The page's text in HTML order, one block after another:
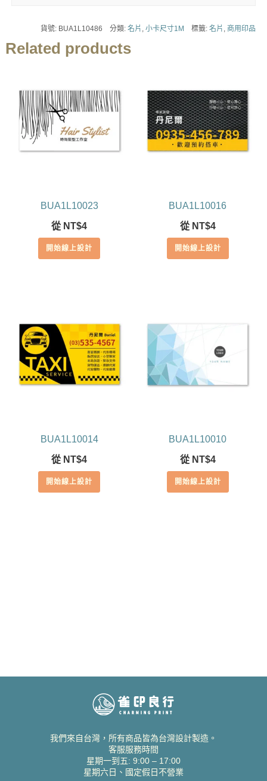
貨號: BUA1L10486 分類:名片 ,小卡尺寸1M 標籤:名片 ,商用印品
Related products
BUA1L10023
從 NT$4
開始線上設計
BUA1L10016
從 NT$4
開始線上設計
BUA1L10014
從 NT$4
開始線上設計
BUA1L10010
從 NT$4
開始線上設計
我們來自台灣，所有商品皆為台灣設計製造。
客服服務時間
星期一到五: 9:00 – 17:00
星期六日、國定假日不營業